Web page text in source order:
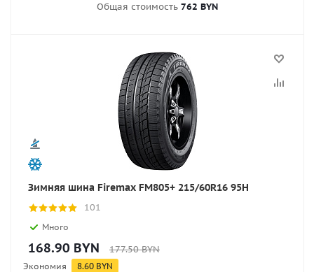
Общая стоимость 762 BYN
Зимняя шина Firemax FM805+ 215/60R16 95H
101
Много
168.90 BYN 177.50BYN
Экономия 8.60 BYN